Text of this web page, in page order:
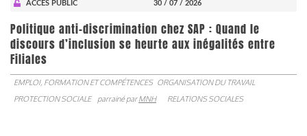
ACCÈS PUBLIC 30 / 07 / 2026
Politique anti-discrimination chez SAP : Quand le
discours d’inclusion se heurte aux inégalités entre
Filiales
EMPLOI, FORMATION ET COMPÉTENCES ORGANISATION DU TRAVAIL
PROTECTION SOCIALE
parrainé parMNH RELATIONS SOCIALES